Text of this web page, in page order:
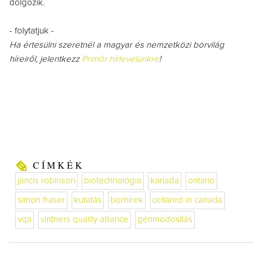
dolgozik.
- folytatjuk -
Ha értesülni szeretnél a magyar és nemzetközi borvilág
híreiről, jelentkezz Primőr hírlevelünkre!
CÍMKÉK
jancis robinson biotechnológia kanada ontario
simon fraser kutatás borhírek cellared in canada
vqa vintners quality alliance génmódosítás